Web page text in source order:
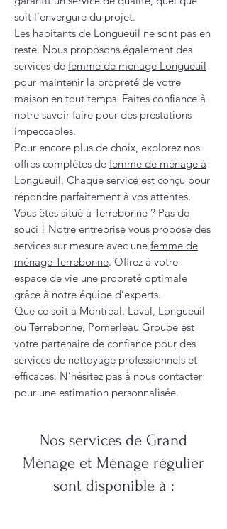
soit l’envergure du projet.
Les habitants de Longueuil ne sont pas en
reste. Nous proposons également des
services de femme de ménage Longueuil
pour maintenir la propreté de votre
maison en tout temps. Faites confiance à
notre savoir-faire pour des prestations
impeccables.
Pour encore plus de choix, explorez nos
offres complètes de femme de ménage à
Longueuil. Chaque service est conçu pour
répondre parfaitement à vos attentes.
Vous êtes situé à Terrebonne ? Pas de
souci ! Notre entreprise vous propose des
services sur mesure avec une femme de
ménage Terrebonne. Offrez à votre
espace de vie une propreté optimale
grâce à notre équipe d’experts.
Que ce soit à Montréal, Laval, Longueuil
ou Terrebonne, Pomerleau Groupe est
votre partenaire de confiance pour des
services de nettoyage professionnels et
efficaces. N’hésitez pas à nous contacter
pour une estimation personnalisée.
Nos services de Grand
Ménage et Ménage régulier
sont disponible à :